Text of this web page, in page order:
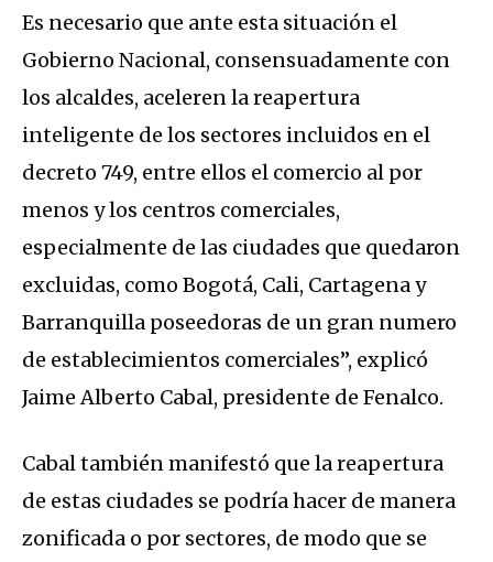
Es necesario que ante esta situación el
Gobierno Nacional, consensuadamente con
los alcaldes, aceleren la reapertura
inteligente de los sectores incluidos en el
decreto 749, entre ellos el comercio al por
menos y los centros comerciales,
especialmente de las ciudades que quedaron
excluidas, como Bogotá, Cali, Cartagena y
Barranquilla poseedoras de un gran numero
de establecimientos comerciales”, explicó
Jaime Alberto Cabal, presidente de Fenalco.
Cabal también manifestó que la reapertura
de estas ciudades se podría hacer de manera
zonificada o por sectores, de modo que se